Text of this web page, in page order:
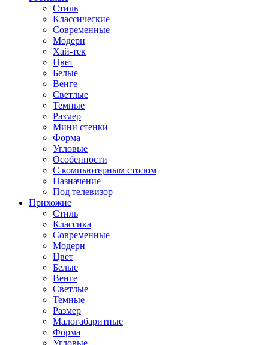
Стиль
Классические
Современные
Модерн
Хай-тек
Цвет
Белые
Венге
Светлые
Темные
Размер
Мини стенки
Форма
Угловые
Особенности
С компьютерным столом
Назначение
Под телевизор
Прихожие
Стиль
Классика
Современные
Модерн
Цвет
Белые
Венге
Светлые
Темные
Размер
Малогабаритные
Форма
Угловые